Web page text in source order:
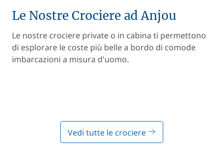
Le Nostre Crociere ad Anjou
Le nostre crociere private o in cabina ti permettono
di esplorare le coste più belle a bordo di comode
imbarcazioni a misura d'uomo.
Vedi tutte le crociere